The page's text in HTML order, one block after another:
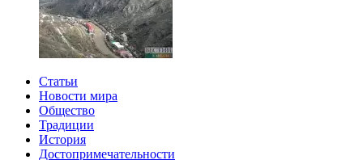
Статьи
Новости мира
Общество
Традиции
История
Достопримечательности